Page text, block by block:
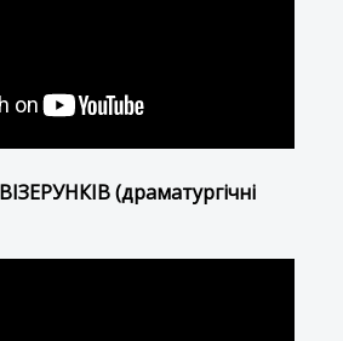
(драматургічні